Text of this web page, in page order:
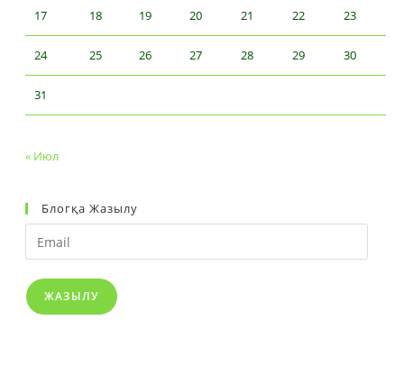
17 18 19 20 21 22 23
24 25 26 27 28 29 30
31
« Июл
Блогқа Жазылу
Email
ЖАЗЫЛУ